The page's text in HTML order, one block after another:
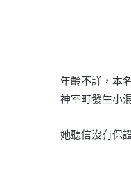
年齡不詳，本
神室町發生小
她聽信沒有保